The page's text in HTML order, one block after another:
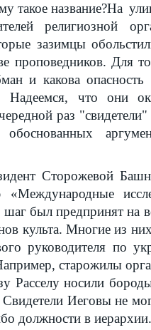
На
религиозной
зазимцы
проповедников. Для
и какова
Надеемся, что они
раз
Сторожевой
«Международные
был предпринят на
культа. Многие из
руководителя по
старожилы
Расселу носили
Иеговы не
должности в иерархии.